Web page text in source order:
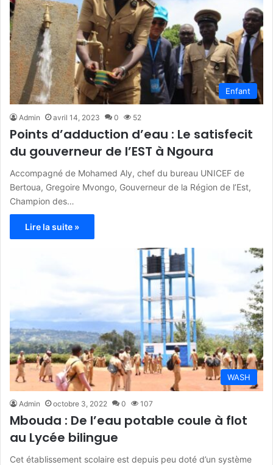
Enfant
Admin avril 14, 2023 0 52
Points d’adduction d’eau : Le satisfecit
du gouverneur de l’EST à Ngoura
Accompagné de Mohamed Aly, chef du bureau UNICEF de
Bertoua, Gregoire Mvongo, Gouverneur de la Région de l’Est,
Champion des…
Lire la suite »
WASH
Admin octobre 3, 2022 0 107
Mbouda : De l’eau potable coule à flot
au Lycée bilingue
Cet établissement scolaire est depuis peu doté d’un système